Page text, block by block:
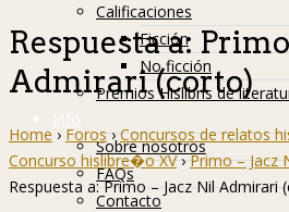
Calificaciones
Ficción
No ficción
Premios Hislibris de
Info
Sobre nosotros
FAQs
Contacto
Respuesta a:
Admirari (corto)
Home › Foros › Concursos de relatos
Concurso hislibre�o XV › Primo – Jacz
Respuesta a: Primo – Jacz Nil Admirari